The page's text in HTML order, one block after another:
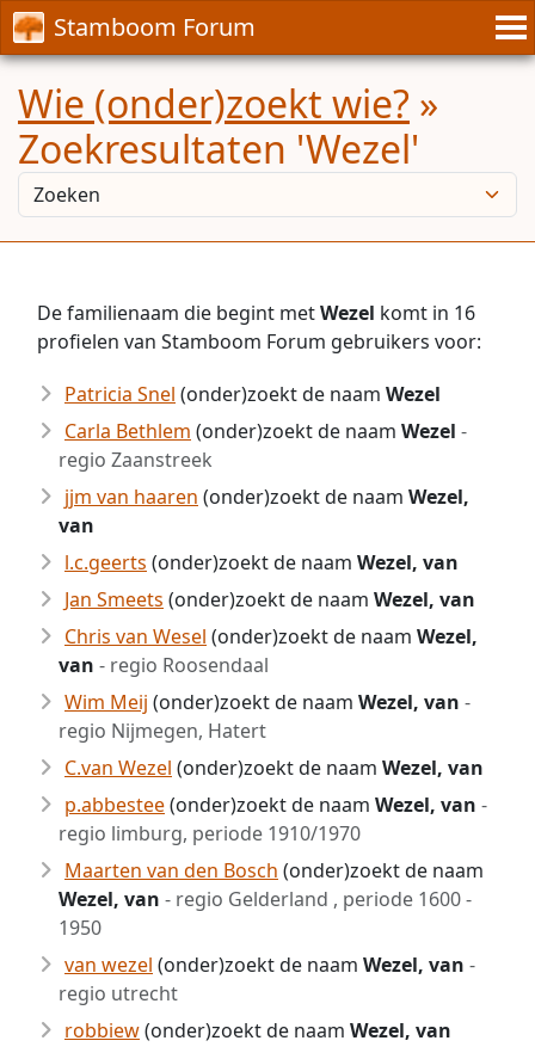
Stamboom Forum
Wie (onder)zoekt wie? »
Zoekresultaten 'Wezel'
De familienaam die begint metWezel komt in 16
profielen van Stamboom Forum gebruikers voor:
Patricia Snel (onder)zoekt de naam Wezel
Carla Bethlem (onder)zoekt de naam Wezel -
regio Zaanstreek
jjm van haaren (onder)zoekt de naam Wezel,
van
l.c.geerts (onder)zoekt de naam Wezel, van
Jan Smeets (onder)zoekt de naam Wezel, van
Chris van Wesel (onder)zoekt de naam Wezel,
van - regio Roosendaal
Wim Meij (onder)zoekt de naam Wezel, van -
regio Nijmegen, Hatert
C.van Wezel (onder)zoekt de naam Wezel, van
p.abbestee(onder)zoekt de naam Wezel, van -
regio limburg, periode 1910/1970
Maarten van den Bosch (onder)zoekt de naam
Wezel, van - regio Gelderland , periode 1600 -
1950
van wezel (onder)zoekt de naam Wezel, van -
regio utrecht
robbiew(onder)zoekt de naam Wezel, van